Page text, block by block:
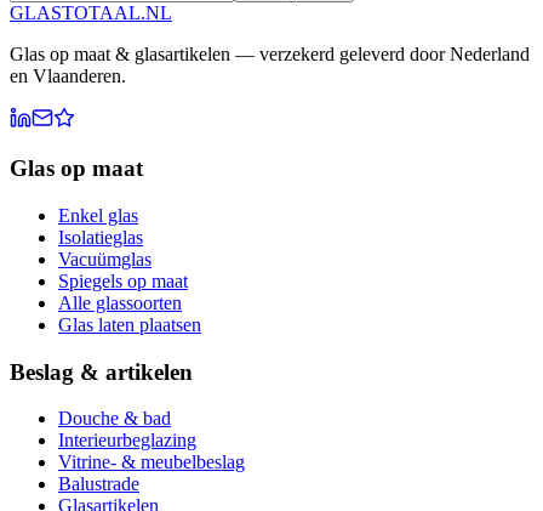
GLASTOTAAL.NL
Glas op maat & glasartikelen — verzekerd geleverd door Nederland
en Vlaanderen.
Glas op maat
Enkel glas
Isolatieglas
Vacuümglas
Spiegels op maat
Alle glassoorten
Glas laten plaatsen
Beslag & artikelen
Douche & bad
Interieurbeglazing
Vitrine- & meubelbeslag
Balustrade
Glasartikelen